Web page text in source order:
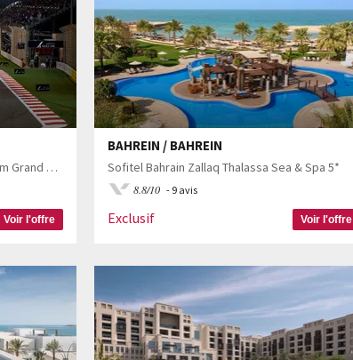
Grand Prix F1 de Bahreïn et Wyndham Grand Manama 5*
Voir l'offre
BAHREIN / BAHREIN
Sofitel Bahrain Zallaq Thalassa Sea & Spa 5*
8.8/10 - 9 avis
Exclusif Voir l'offre